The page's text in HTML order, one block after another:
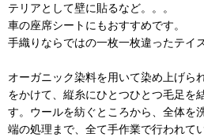
テリアとして壁に貼るなど。。。
車の座席シートにもおすすめです。
手織りならではの一枚一枚違ったテイ
オーガニック染料を用いて染め上げら
をかけて、縦糸にひとつひとつ毛足を
す。ウールを紡ぐところから、全体を
端の処理まで、全て手作業で行われて